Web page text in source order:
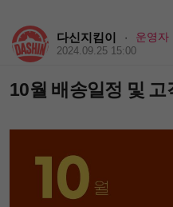
다신지킴이 · 운영자
2024.09.25 15:00
10월 배송일정 및 고